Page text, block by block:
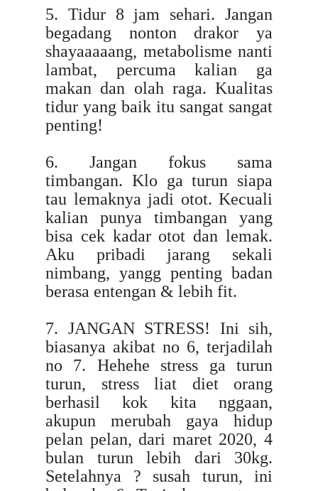
5. Tidur 8 jam sehari. Jangan
begadang nonton drakor ya
shayaaaaang, metabolisme nanti
lambat, percuma kalian ga
makan dan olah raga. Kualitas
tidur yang baik itu sangat sangat
penting!
6. Jangan fokus sama
timbangan. Klo ga turun siapa
tau lemaknya jadi otot. Kecuali
kalian punya timbangan yang
bisa cek kadar otot dan lemak.
Aku pribadi jarang sekali
nimbang, yangg penting badan
berasa entengan & lebih fit.
7. JANGAN STRESS! Ini sih,
biasanya akibat no 6, terjadilah
no 7. Hehehe stress ga turun
turun, stress liat diet orang
berhasil kok kita nggaan,
akupun merubah gaya hidup
pelan pelan, dari maret 2020, 4
bulan turun lebih dari 30kg.
Setelahnya ? susah turun, ini